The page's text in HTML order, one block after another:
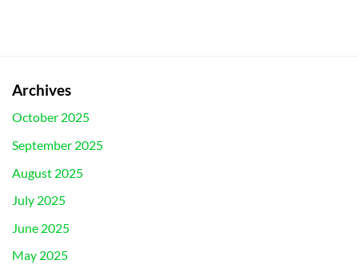
Archives
October 2025
September 2025
August 2025
July 2025
June 2025
May 2025